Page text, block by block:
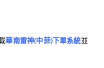
華南雷神(中菲)下單系統並